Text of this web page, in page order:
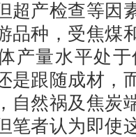
超产检查等因
品种，受焦煤
产量水平处
是跟随成材，
自然祸及焦炭
笔者认为即使